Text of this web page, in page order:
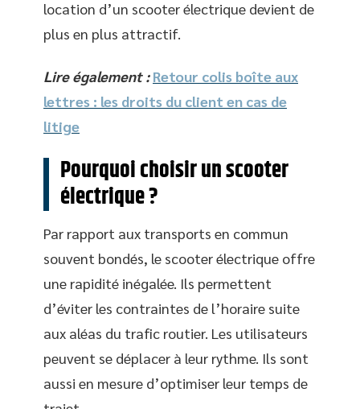
location d’un scooter électrique devient de
plus en plus attractif.
Lire également : Retour colis boîte aux
lettres : les droits du client en cas de
litige
Pourquoi choisir un scooter
électrique ?
Par rapport aux transports en commun
souvent bondés, le scooter électrique offre
une rapidité inégalée. Ils permettent
d’éviter les contraintes de l’horaire suite
aux aléas du trafic routier. Les utilisateurs
peuvent se déplacer à leur rythme. Ils sont
aussi en mesure d’optimiser leur temps de